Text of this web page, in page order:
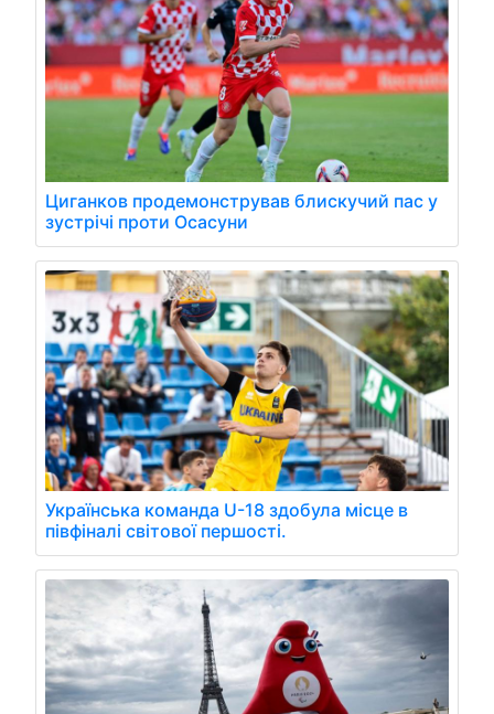
Циганков продемонстрував блискучий пас у
зустрічі проти Осасуни
Українська команда U-18 здобула місце в
півфіналі світової першості.